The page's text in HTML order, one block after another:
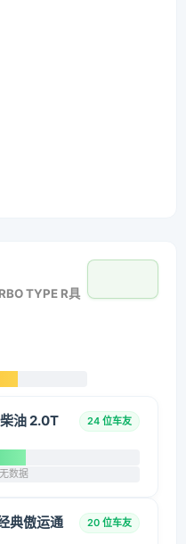
TYPE R具
油 2.0T
24 位车友
数据
典傲运通
20 位车友